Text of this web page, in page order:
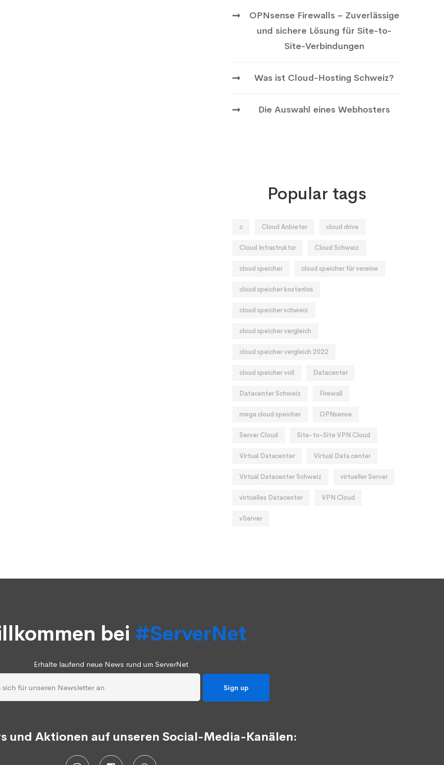
OPNsense Firewalls – Zuverlässige
und sichere Lösung für Site-to-
Site-Verbindungen
Was ist Cloud-Hosting Schweiz?
Die Auswahl eines Webhosters
Popular tags
c Cloud Anbieter cloud drive
Cloud Infrastruktur Cloud Schweiz
cloud speicher cloud speicher für vereine
cloud speicher kostenlos
cloud speicher schweiz
cloud speicher vergleich
cloud speicher vergleich 2022
cloud speicher voll Datacenter
Datacenter Schweiz Firewall
mega cloud speicher OPNsense
Server Cloud Site-to-Site VPN Cloud
Virtual Datacenter Virtual Data center
Virtual Datacenter Schweiz virtueller Server
virtuelles Datacenter VPN Cloud
vServer
bei #ServerNet
Erhalte laufend neue News rund um ServerNet
und Aktionen auf unseren Social-Media-Kanälen: